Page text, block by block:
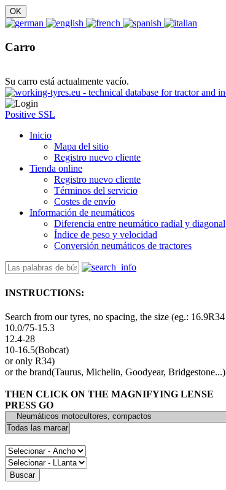
Carro
Su carro está actualmente vacío.
Positive SSL
Inicio
Mapa del sitio
Registro nuevo cliente
Tienda online
Registro nuevo cliente
Términos del servicio
Costes de envío
Información de neumáticos
Diferencia entre neumático radial y diagonal
Índice de peso y velocidad
Conversión neumáticos de tractores
INSTRUCTIONS:
Search from our tyres, no spacing, the size (eg.: 16.9R34
10.0/75-15.3
12.4-28
10-16.5(Bobcat)
or only R34)
or the brand(Taurus, Michelin, Goodyear, Bridgestone...)
THEN CLICK ON THE MAGNIFYING LENSE
PRESS GO